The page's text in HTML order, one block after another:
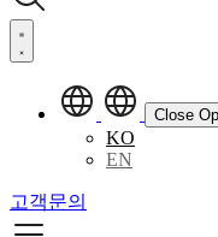
Close
KO
EN
고객문의